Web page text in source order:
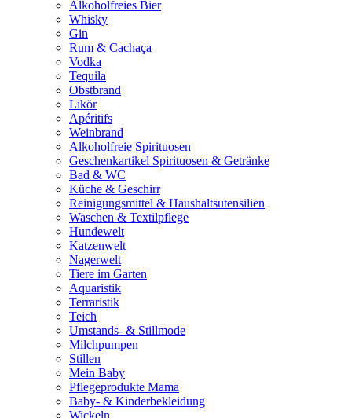
Alkoholfreies Bier
Whisky
Gin
Rum & Cachaça
Vodka
Tequila
Obstbrand
Likör
Apéritifs
Weinbrand
Alkoholfreie Spirituosen
Geschenkartikel Spirituosen & Getränke
Bad & WC
Küche & Geschirr
Reinigungsmittel & Haushaltsutensilien
Waschen & Textilpflege
Hundewelt
Katzenwelt
Nagerwelt
Tiere im Garten
Aquaristik
Terraristik
Teich
Umstands- & Stillmode
Milchpumpen
Stillen
Mein Baby
Pflegeprodukte Mama
Baby- & Kinderbekleidung
Wickeln